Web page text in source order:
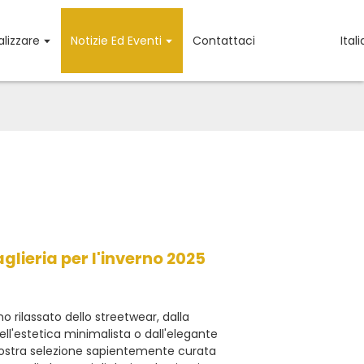
Notizie Ed Eventi Contattaci
per l'inverno 2025
rilassato dello streetwear, dalla
minimalista o dall'elegante
selezione sapientemente curata